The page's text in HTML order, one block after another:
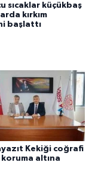
sıcaklar küçükbaş
kırkım
başlattı
Kekiği coğrafi
altına